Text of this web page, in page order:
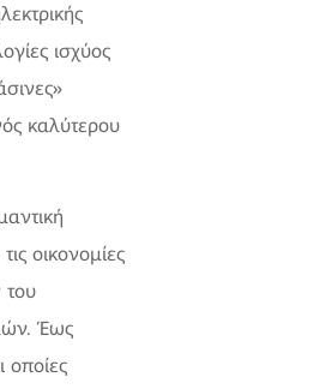
ισχύος
καλύτερου
οικονομίες
Έως